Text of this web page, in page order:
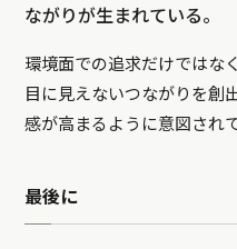
ながりが生まれている。
環境面での追求だけではな
目に見えないつながりを創
感が高まるように意図され
最後に